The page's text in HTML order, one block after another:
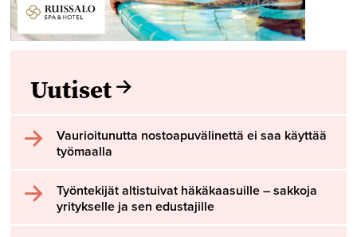
Uutiset
Vaurioitunutta nostoapuvälinettä ei saa käyttää
työmaalla
Työntekijät altistuivat häkäkaasuille – sakkoja
yritykselle ja sen edustajille